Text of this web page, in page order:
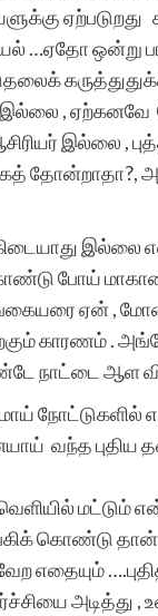
…ஏதோ
, ஏற்கனவே
இல்லை ,
இல்லை
போய்
ஏன் ,
காரணம் .
நாட்டை ஆள​
வந்த​ புதிய​
மட்டும்
கொண்டு தான்
….புதிதாய்
அடித்து ,